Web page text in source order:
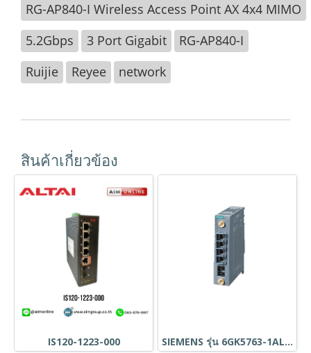
RG-AP840-I Wireless Access Point AX 4x4 MIMO
5.2Gbps
3 Port Gigabit
RG-AP840-I
Ruijie
Reyee network
สินค้าเกี่ยวข้อง
IS120-1223-000 SIEMENS รุ่น 6GK5763-1AL00-7DA0